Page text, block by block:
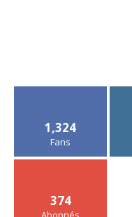
1,324
Fans
374